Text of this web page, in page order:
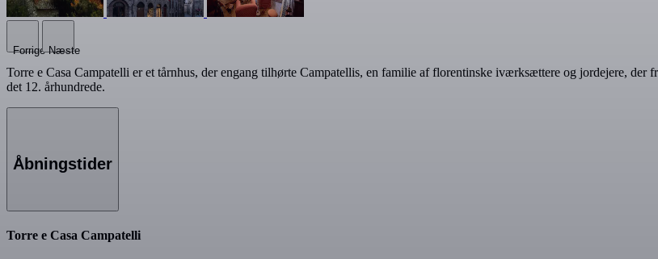
Forrige Næste
Torre e Casa Campatelli er et tårnhus, der engang tilhørte Campatellis, en familie af florentinske iværksættere og jordejere, der
det 12. århundrede.
Åbningstider
Torre e Casa Campatelli